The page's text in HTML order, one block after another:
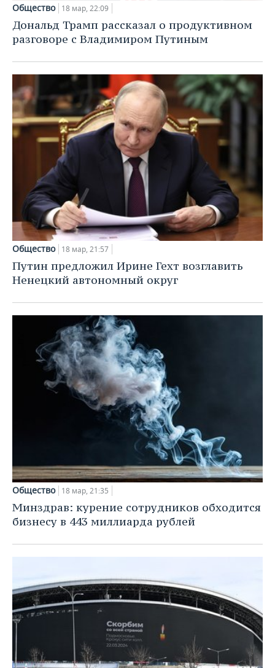
НЕФТЕХИМИЯ
НЕФТЬ
ОПК
ЭНЕРГЕТИКА
РОЗНИЧНАЯ ТОРГОВЛЯ
НОВОСТИ ТЕХНОЛОГИЙ
ТЕЛЕКОММУНИКАЦИИ
МЕРОПРИЯТИЯ
ВЫЕЗДНАЯ РЕДАКЦИЯ
БИЗНЕС-БРАНЧИ
ONLINE-КОНФЕРЕНЦИИ
ОТКРЫТАЯ ЛЕКЦИЯ
НОВОСТИ СПОРТА
ФУТБОЛ
ХОККЕЙ
БАСКЕТБОЛ
ВОЛЕЙБОЛ
КИБЕРСПОРТ
ФИГУРНОЕ КАТАНИЕ
ВОДНЫЕ ВИДЫ СПОРТА
ХОККЕЙ С МЯЧОМ
НОВОСТИ ОБЩЕСТВА
ВЛАСТЬ
ИНФРАСТРУКТУРА
ИСТОРИЯ
КУЛЬТУРА
МЕДИЦИНА
ОБРАЗОВАНИЕ
ПРОИСШЕСТВИЯ
ФОТОГАЛЕРЕЯ
СЮЖЕТЫ
СПРАВОЧНИК
СПИСОК ПЕРСОН
СПИСОК КОМПАНИЙ
ПОЛНАЯ ВЕРСИЯ
Общество 18 мар, 22:09
Дональд Трамп рассказал о продуктивном
разговоре с Владимиром Путиным
Общество 18 мар, 21:57
Путин предложил Ирине Гехт возглавить
Ненецкий автономный округ
Общество 18 мар, 21:35
Минздрав: курение сотрудников обходится
бизнесу в 443 миллиарда рублей